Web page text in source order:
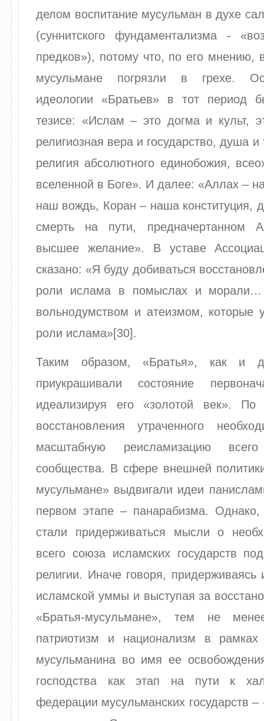
делом воспитание мусульман в духе
(суннитского фундаментализма -
предков»), потому что, по его мнению,
мусульмане погрязли в грехе.
идеологии «Братьев» в тот период
тезисе: «Ислам – это догма и культ,
религиозная вера и государство, душа
религия абсолютного единобожия,
вселенной в Боге». И далее: «Аллах –
наш вождь, Коран – наша конституция,
смерть на пути, предначертанном
высшее желание». В уставе
сказано: «Я буду добиваться
роли ислама в помыслах и морали…
вольнодумством и атеизмом, которые
роли ислама»[30].
Таким образом, «Братья», как и
приукрашивали состояние
идеализируя его «золотой век».
восстановления утраченного
масштабную реисламизацию всего
сообщества. В сфере внешней
мусульмане» выдвигали идеи
первом этапе – панарабизма. Однако,
стали придерживаться мысли о
всего союза исламских государств
религии. Иначе говоря, придерживаясь
исламской уммы и выступая за
«Братья-мусульмане», тем не
патриотизм и национализм в
мусульманина во имя ее
господства как этап на пути к
федерации мусульманских государств